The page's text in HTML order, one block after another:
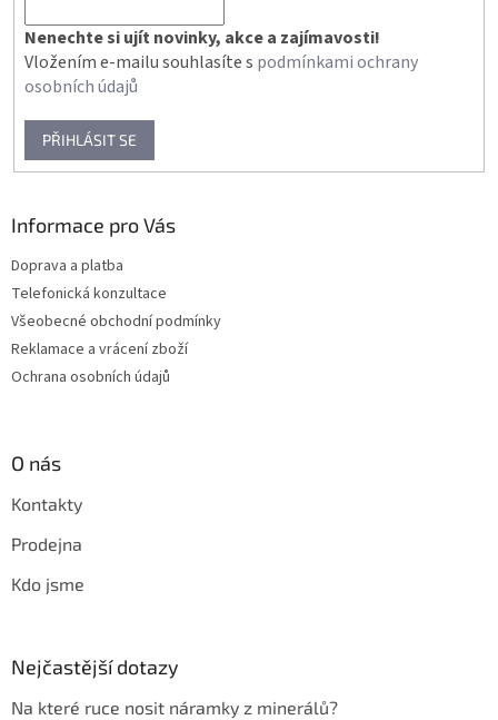
Nenechte si ujít novinky, akce a zajímavosti!
Vložením e-mailu souhlasíte s podmínkami ochrany
osobních údajů
PŘIHLÁSIT SE
Informace pro Vás
Doprava a platba
Telefonická konzultace
Všeobecné obchodní podmínky
Reklamace a vrácení zboží
Ochrana osobních údajů
O nás
Kontakty
Prodejna
Kdo jsme
Nejčastější dotazy
Na které ruce nosit náramky z minerálů?